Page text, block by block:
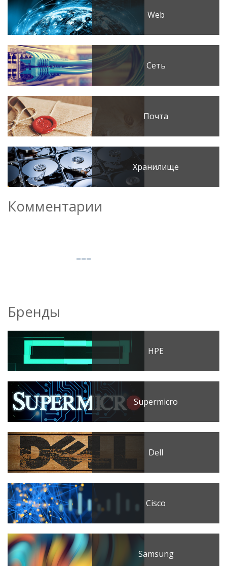
Web
Сеть
Почта
Хранилище
Комментарии
Бренды
HPE
Supermicro
Dell
Cisco
Samsung